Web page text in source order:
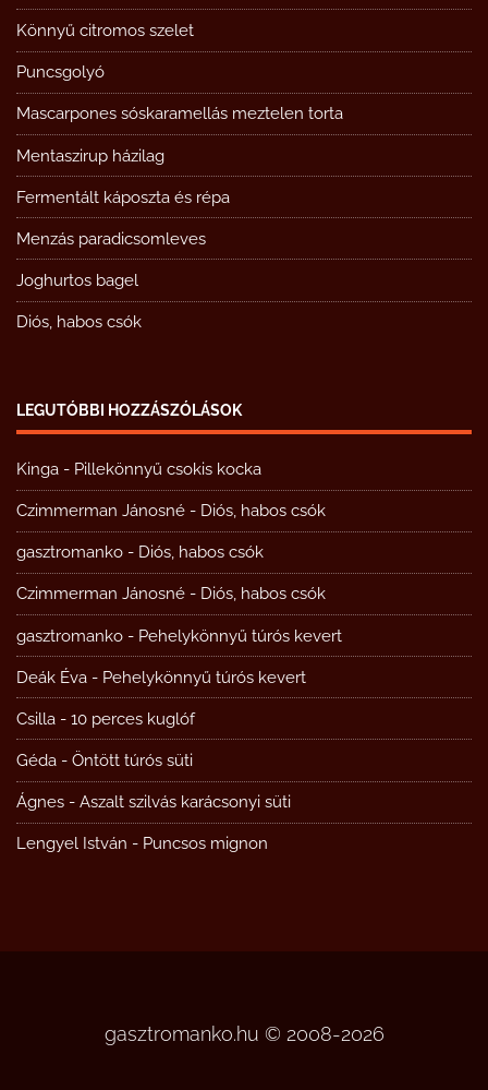
Könnyű citromos szelet
Puncsgolyó
Mascarpones sóskaramellás meztelen torta
Mentaszirup házilag
Fermentált káposzta és répa
Menzás paradicsomleves
Joghurtos bagel
Diós, habos csók
LEGUTÓBBI HOZZÁSZÓLÁSOK
Kinga - Pillekönnyű csokis kocka
Czimmerman Jánosné - Diós, habos csók
gasztromanko - Diós, habos csók
Czimmerman Jánosné - Diós, habos csók
gasztromanko - Pehelykönnyű túrós kevert
Deák Éva - Pehelykönnyű túrós kevert
Csilla - 10 perces kuglóf
Géda - Öntött túrós süti
Ágnes - Aszalt szilvás karácsonyi süti
Lengyel István - Puncsos mignon
gasztromanko.hu © 2008-2026